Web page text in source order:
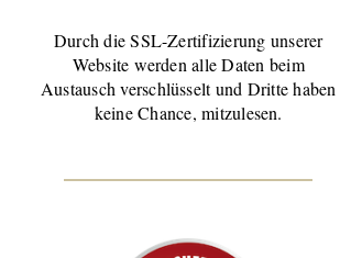
Durch die SSL-Zertifizierung unserer
Website werden alle Daten beim
Austausch verschlüsselt und Dritte haben
keine Chance, mitzulesen.